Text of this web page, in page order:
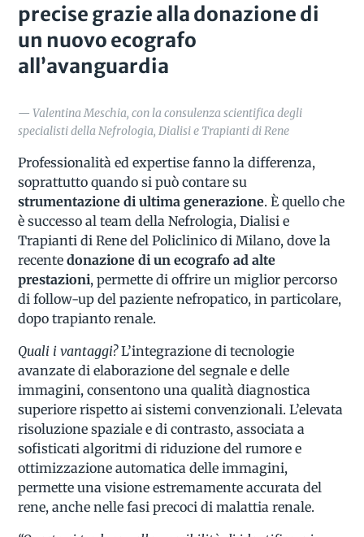
precise grazie alla donazione di
un nuovo ecografo
all’avanguardia
— Valentina Meschia, con la consulenza scientifica degli
specialisti della Nefrologia, Dialisi e Trapianti di Rene
Professionalità ed expertise fanno la differenza,
soprattutto quando si può contare su
strumentazione di ultima generazione. È quello che
è successo al team della Nefrologia, Dialisi e
Trapianti di Rene del Policlinico di Milano, dove la
recentedonazione di un ecografo ad alte
prestazioni, permette di offrire un miglior percorso
di follow-up del paziente nefropatico, in particolare,
dopo trapianto renale.
Quali i vantaggi?L’integrazione di tecnologie
avanzate di elaborazione del segnale e delle
immagini, consentono una qualità diagnostica
superiore rispetto ai sistemi convenzionali. L’elevata
risoluzione spaziale e di contrasto, associata a
sofisticati algoritmi di riduzione del rumore e
ottimizzazione automatica delle immagini,
permette una visione estremamente accurata del
rene, anche nelle fasi precoci di malattia renale.